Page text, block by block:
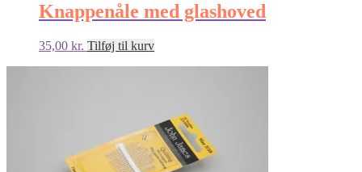
Knappenåle med glashoved
35,00 kr. Tilføj til kurv